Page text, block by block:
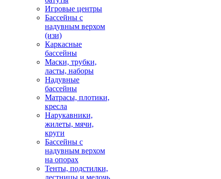
Игровые центры
Бассейны с
надувным верхом
(изи)
Каркасные
бассейны
Маски, трубки,
ласты, наборы
Надувные
бассейны
Матрасы, плотики,
кресла
Нарукавники,
жилеты, мячи,
круги
Бассейны с
надувным верхом
на опорах
Тенты, подстилки,
лестницы и мелочь